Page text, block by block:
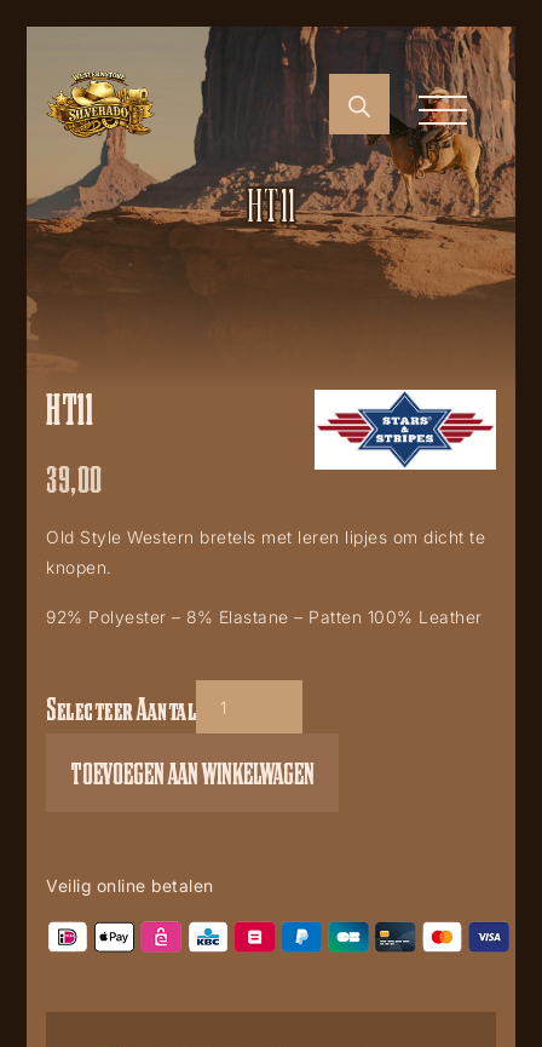
HT11
HT11
39,00
Old Style Western bretels met leren lipjes om dicht te
knopen.
92% Polyester – 8% Elastane – Patten 100% Leather
HT11
Selecteer Aantal
TOEVOEGEN AAN WINKELWAGEN
Veilig online betalen